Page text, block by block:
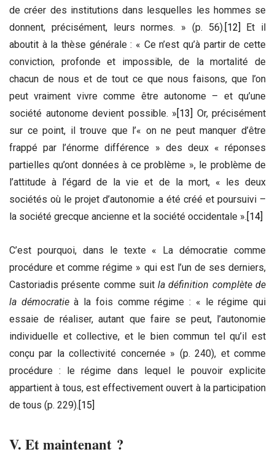
de créer des institutions dans lesquelles les hommes se
donnent, précisément, leurs normes. » (p. 56).[12] Et il
aboutit à la thèse générale : « Ce n’est qu’à partir de cette
conviction, profonde et impossible, de la mortalité de
chacun de nous et de tout ce que nous faisons, que l’on
peut vraiment vivre comme être autonome – et qu’une
société autonome devient possible. »[13] Or, précisément
sur ce point, il trouve que l’« on ne peut manquer d’être
frappé par l’énorme différence » des deux « réponses
partielles qu’ont données à ce problème », le problème de
l’attitude à l’égard de la vie et de la mort, « les deux
sociétés où le projet d’autonomie a été créé et poursuivi –
la société grecque ancienne et la société occidentale ».[14]
C’est pourquoi, dans le texte « La démocratie comme
procédure et comme régime » qui est l’un de ses derniers,
Castoriadis présente comme suitla définition complète de
la démocratieà la fois comme régime : « le régime qui
essaie de réaliser, autant que faire se peut, l’autonomie
individuelle et collective, et le bien commun tel qu’il est
conçu par la collectivité concernée » (p. 240), et comme
procédure : le régime dans lequel le pouvoir explicite
appartient à tous, est effectivement ouvert à la participation
de tous (p. 229).[15]
V. Et maintenant ?